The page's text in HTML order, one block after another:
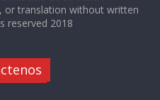
or translation without written
reserved 2018